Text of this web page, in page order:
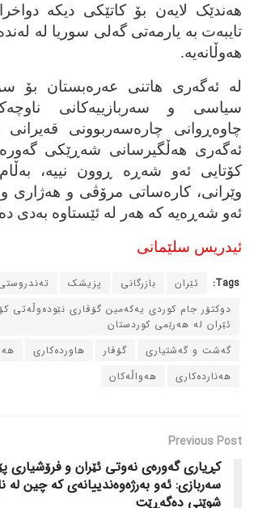
هه‌ندێک لایه‌ن بۆ کاتێکی دیکه‌
تایبه‌ت به‌ یارمه‌تی گه‌لی سوریا له‌
هه‌وڵانه‌یه‌.
له‌ ئه‌گه‌ری هاتنی عه‌ره‌بستان بۆ
سیاسی و سه‌ربازییه‌کانی
چاوه‌ڕوانی چاره‌سه‌ربوونی قه‌یرانی
ئه‌گه‌ری هه‌ڵگیرسانی شه‌ڕێکی گه‌وره‌
کۆتایی ئه‌و شه‌ڕه‌ ڕوون نییه‌،
وێرانی، کاره‌ساتی مرۆڤی و هه‌ژاری و
ئه‌و شه‌ڕه‌یه‌ که‌ هه‌ر له‌ ئێستاوه‌ به‌دی
ئیدریس سلێمانی
Tags: ئێران بازرگانی پزیشک
دوکتۆر جام کوردی یه‌که‌مین گۆڤاری نێوده‌وڵه‌تی
ئێران له‌ هه‌رێمی کوردستان
گه‌شت و گه‌شتیاری
گۆڤار هاورده‌کاری
هه‌نارده‌کاری
هه‌واڵه‌کان
Previous Post
کڕیاری گه‌وره‌ی نه‌وتی ئێران و فرۆشیاری
سه‌ربازی: ئه‌و به‌رژه‌وه‌ندییانه‌ی که‌ چین له‌
شوێنی ده‌گه‌ڕێت